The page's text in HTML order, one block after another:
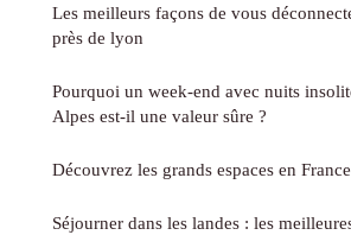
Les meilleurs façons de vous
près de lyon
Pourquoi un week-end avec nuits
Alpes est-il une valeur sûre ?
Découvrez les grands espaces en France
Séjourner dans les landes : les